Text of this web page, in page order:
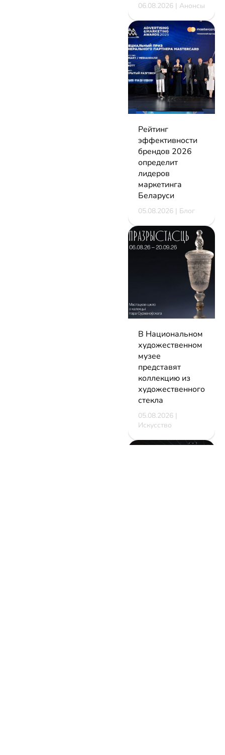
06.08.2026 | Анонсы
Рейтинг
эффективности
брендов 2026
определит
лидеров
маркетинга
Беларуси
05.08.2026 | Блог
В Национальном
художественном
музее
представят
коллекцию из
художественного
стекла
05.08.2026 |
Искусство